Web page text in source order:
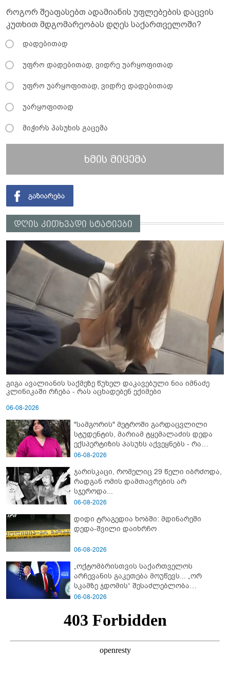
როგორ შეაფასებთ ადამიანის უფლებების დაცვის
კუთხით მდგომარეობას დღეს საქართველოში?
დადებითად
უფრო დადებითად, ვიდრე უარყოფითად
უფრო უარყოფითად, ვიდრე დადებითად
უარყოფითად
მიჭირს პასუხის გაცემა
ხმის მიცემა
დღის კითხვადი სტატიები
გიგა ავალიანის საქმეზე წუხელ დაკავებული ნია იმნაძე
კლინიკაში რჩება - რას აცხადებენ ექიმები
06-08-2026
"სამგორის" მეტროში გარდაცვლილი
სტუდენტის, მარიამ ტყემალაძის დედა
ექსპერტიზის პასუხს აქვეყნებს - რა
გახდა გოგონას გარდაცვალების მიზეზი?
06-08-2026
ჯარისკაცი, რომელიც 29 წელი იბრძოდა,
რადგან ომის დამთავრების არ
სჯეროდა...
06-08-2026
დიდი ტრაგედია ხობში: მდინარეში
დედა-შვილი დაიხრჩო
06-08-2026
„ოქტომბრისთვის საქართველოს
არჩევანის გაკეთება მოუწევს... „ორ
სკამზე ჯდომის“ შესაძლებლობა
შეიძლება დასრულდეს“ - მირიან
06-08-2026